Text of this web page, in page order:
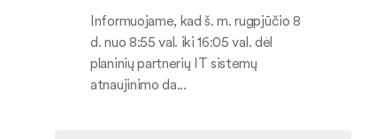
Informuojame, kad š. m. rugpjūčio 8
d. nuo 8:55 val. iki 16:05 val. dėl
planinių partnerių IT sistemų
atnaujinimo da...